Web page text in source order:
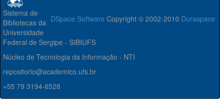
DSpace Software Copyright © 2002-2010 Duraspace
Sistema de
Bibliotecas da
Universidade
Federal de Sergipe - SIBIUFS
Núcleo de Tecnologia da Informação - NTI
repositorio@academico.ufs.br
+55 79 3194-6528